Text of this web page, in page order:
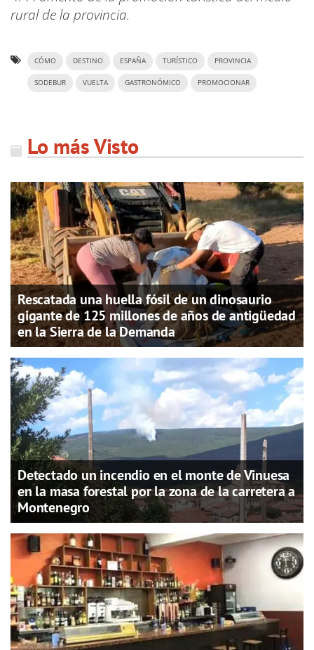
rural de la provincia.
CÓMO DESTINO ESPAÑA TURÍSTICO PROVINCIA
SODEBUR VUELTA GASTRONÓMICO PROMOCIONAR
Lo más Visto
Rescatada una huella fósil de un dinosaurio
gigante de 125 millones de años de antigüedad
en la Sierra de la Demanda
Detectado un incendio en el monte de Vinuesa
en la masa forestal por la zona de la carretera a
Montenegro